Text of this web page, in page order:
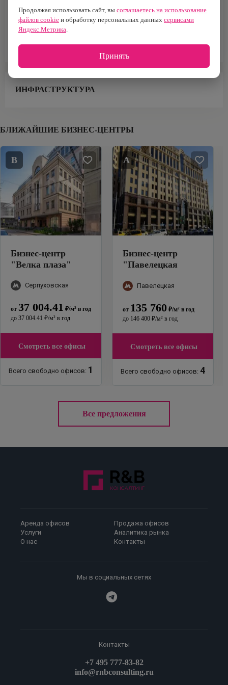
Особняк
Наземная
Площадь офисов
ИНФРАСТРУКТУРА
БЛИЖАЙШИЕ БИЗНЕС-ЦЕНТРЫ
B
Бизнес-центр
"Велка плаза"
Серпуховская
от 37 004.41 ₽/м² в год
до 37 004.41 ₽/м² в год
Смотреть все офисы
Всего свободно офисов: 1
A
Бизнес-центр
"Павелецкая
Блок А"
Павелецкая
от 135 760 ₽/м² в год
до 146 400 ₽/м² в год
Смотреть все офисы
Всего свободно офисов: 4
Все предложения
Аренда офисов
Продажа офисов
Услуги
Аналитика рынка
О нас
Контакты
Мы в социальных сетях
Контакты
+7 495 777-83-82
info@rnbconsulting.ru
Продолжая использовать сайт, вы соглашаетесь на использование
файлов cookie и обработку персональных данных сервисами
Яндекс.Метрика.
Принять